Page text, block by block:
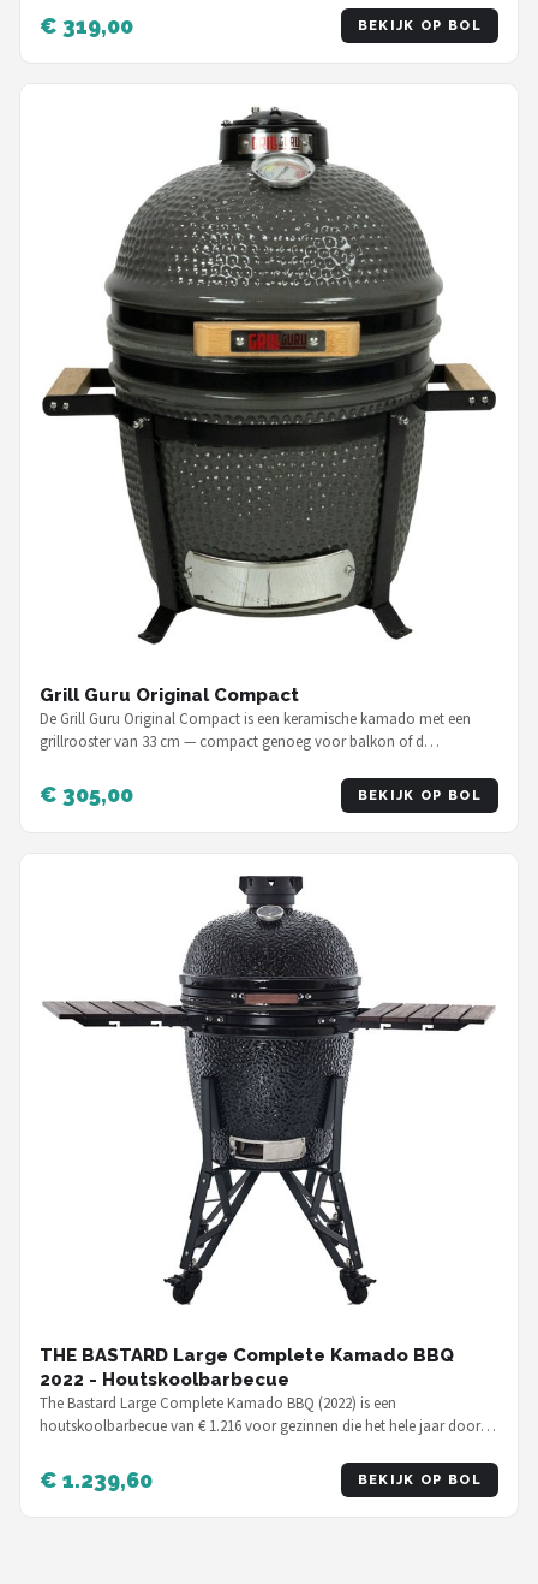
€ 319,00 BEKIJK OP BOL
Grill Guru Original Compact
De Grill Guru Original Compact is een keramische kamado met een
grillrooster van 33 cm — compact genoeg voor balkon of d…
€ 305,00 BEKIJK OP BOL
THE BASTARD Large Complete Kamado BBQ
2022 - Houtskoolbarbecue
The Bastard Large Complete Kamado BBQ (2022) is een
houtskoolbarbecue van € 1.216 voor gezinnen die het hele jaar door
€ 1.239,60 BEKIJK OP BOL